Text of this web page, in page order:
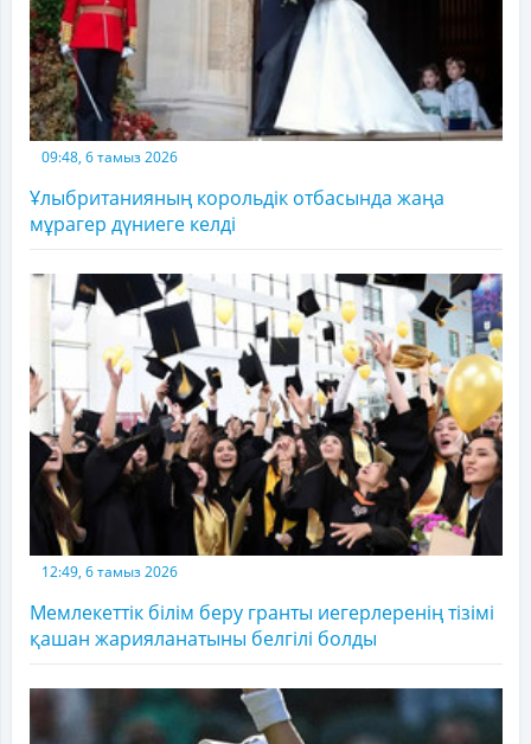
09:48, 6 тамыз 2026
Ұлыбританияның корольдік отбасында жаңа
мұрагер дүниеге келді
12:49, 6 тамыз 2026
Мемлекеттік білім беру гранты иегерлеренің тізімі
қашан жарияланатыны белгілі болды